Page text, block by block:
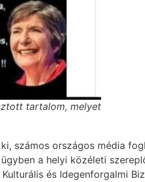
tartalom, melyet
számos országos média
a helyi közéleti
és Idegenforgalmi